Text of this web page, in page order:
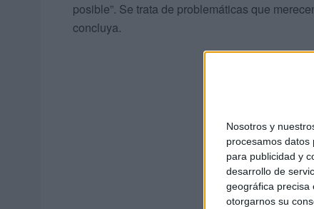
Nosotros y
procesamos datos
para publicidad y
desarrollo de
geográfica precisa
otorgarnos su
posible”. Se trata de problemáticas que
concluya.